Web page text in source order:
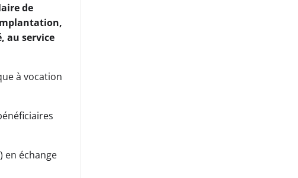
de
au service
à vocation
en échange